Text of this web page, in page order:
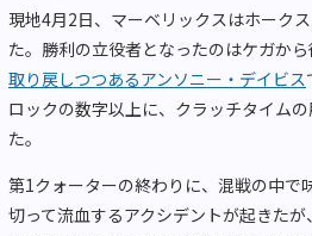
現地4月2日、マーベリックスはホーク
た。勝利の立役者となったのはケガから
取り戻しつつあるアンソニー・デイビス
ロックの数字以上に、クラッチタイム
た。
第1クォーターの終わりに、混戦の中で
切って流血するアクシデントが起きた